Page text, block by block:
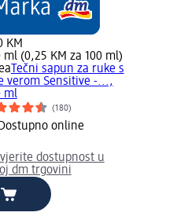
KM
ml (0,25 KM za 100 ml)
Tečni sapun za ruke s
verom Sensitive -...,
ml
(180)
Dostupno online
dostupnost u
dm trgovini